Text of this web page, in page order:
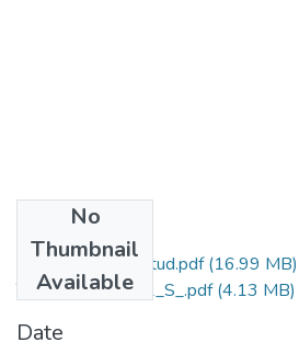
No
Thumbnail
Available
Grado de Similitud.pdf(16.99 MB)
T036_01318722_S_.pdf(4.13 MB)
Date